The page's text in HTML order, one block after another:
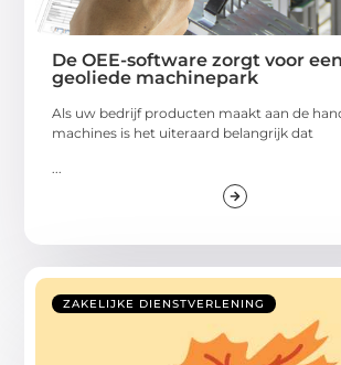
De OEE-software zorgt voor
geoliede machinepark
Als uw bedrijf producten maakt aan de
machines is het uiteraard belangrijk dat
...
ZAKELIJKE DIENSTVERLENING